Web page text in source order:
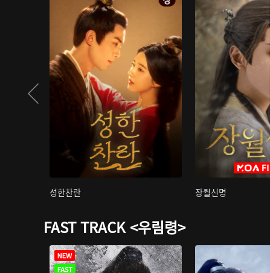
성한찬란 장월신명
FAST TRACK <우림령>